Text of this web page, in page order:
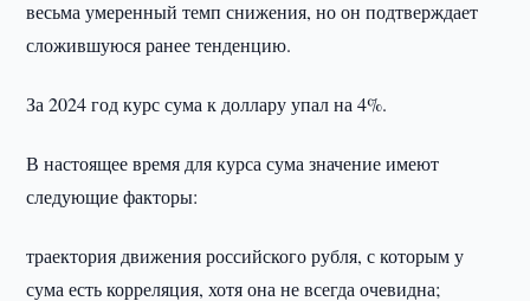
весьма умеренный темп снижения, но он подтверждает
сложившуюся ранее тенденцию.
За 2024 год курс сума к доллару упал на 4%.
В настоящее время для курса сума значение имеют
следующие факторы:
траектория движения российского рубля, с которым у
сума есть корреляция, хотя она не всегда очевидна;